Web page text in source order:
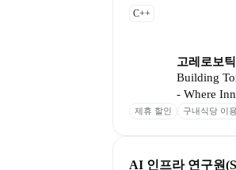
C++
고레로보
Building
- Where
제휴 할인 구내식당 이용
AI 인프라 연구원